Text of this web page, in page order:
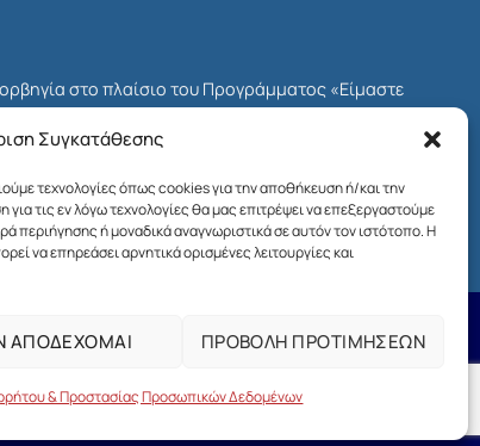
Συγκατάθεσης
τεχνολογίες όπως cookies για την αποθήκευση ή/και την
τις εν λόγω τεχνολογίες θα μας επιτρέψει να επεξεργαστούμε
ή μοναδικά αναγνωριστικά σε αυτόν τον ιστότοπο. Η
να επηρεάσει αρνητικά ορισμένες λειτουργίες και
ΑΠΟΔΕΧΟΜΑΙ ΠΡΟΒΟΛΗ ΠΡΟΤΙΜΗΣΕΩΝ
& Προστασίας Προσωπικών Δεδομένων
στο πλαίσιο του Προγράμματος «Είμαστε
του ΕΟΧ για την Ελλάδα, γνωστού ως
ήταν το Ίδρυμα Μποδοσάκη.
στη χώρα μας και η ενίσχυση της κοινωνικής
ανάπτυξης.
Όροι χρήσης της ιστοσελίδας